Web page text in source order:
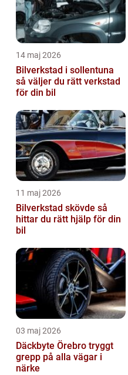
14 maj 2026
Bilverkstad i sollentuna
så väljer du rätt verkstad
för din bil
11 maj 2026
Bilverkstad skövde så
hittar du rätt hjälp för din
bil
03 maj 2026
Däckbyte Örebro tryggt
grepp på alla vägar i
närke